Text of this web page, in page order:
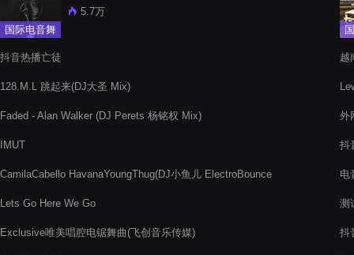
国际电音舞
5.7万
抖音热播亡徒
128.M.L 跳起来(DJ大圣 Mix)
Faded - Alan Walker (DJ Perets 杨铭权 Mix)
IMUT
CamilaCabello HavanaYoungThug(DJ小鱼儿 ElectroBounce
Lets Go Here We Go
Exclusive唯美唱腔电锯舞曲(飞创音乐传媒)
越
外
抖
电
测
抖